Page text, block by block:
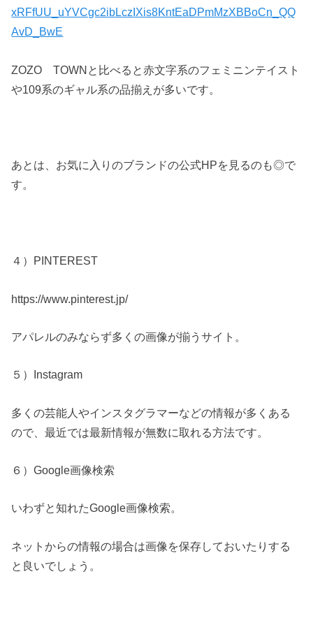
xRFfUU_uYVCgc2ibLczIXis8KntEaDPmMzXBBoCn_QQ
AvD_BwE
ZOZO TOWNと比べると赤文字系のフェミニンテイスト
や109系のギャル系の品揃えが多いです。
あとは、お気に入りのブランドの公式HPを見るのも◎で
す。
４）PINTEREST
https://www.pinterest.jp/
アパレルのみならず多くの画像が揃うサイト。
５）Instagram
多くの芸能人やインスタグラマーなどの情報が多くある
ので、最近では最新情報が無数に取れる方法です。
６）Google画像検索
いわずと知れたGoogle画像検索。
ネットからの情報の場合は画像を保存しておいたりする
と良いでしょう。